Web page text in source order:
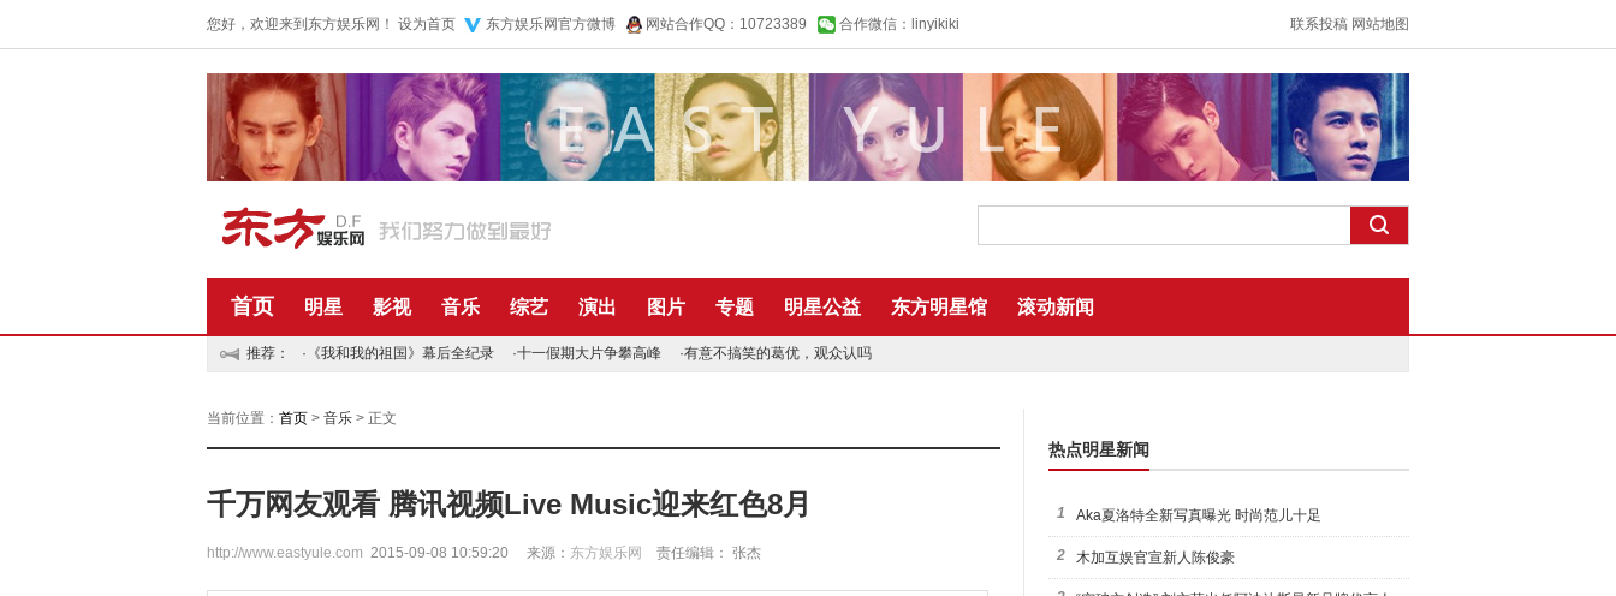
您好，欢迎来到东方娱乐网！ 设为首页 东方娱乐网官方微博 网站合作QQ：10723389 合作微信：linyikiki 联系投稿 网站地图
首页 明星 影视 音乐 综艺 演出 图片 专题 明星公益 东方明星馆 滚动新闻
推荐： · 《我和我的祖国》幕后全纪录 ·十一假期大片争攀高峰 ·有意不搞笑的葛优，观众认吗
当前位置： 首页 > 音乐 > 正文
千万网友观看 腾讯视频Live Music迎来红色8月
http://www.eastyule.com 2015-09-08 10:59:20 来源： 东方娱乐网 责任编辑： 张杰
热点明星新闻
1 Aka夏洛特全新写真曝光 时尚范儿十足
2 木加互娱官宣新人陈俊豪